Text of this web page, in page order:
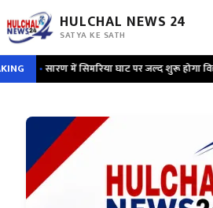
HULCHAL NEWS 24
SATYA KE SATH
घाट पर जल्द शुरू होगा विद्युत शवदाह गृह ; शव